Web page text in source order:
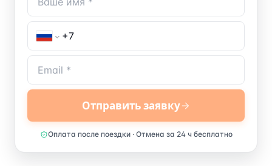
Отправить заявку
Оплата после поездки · Отмена за 24 ч бесплатно